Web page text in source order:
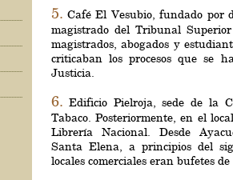
5. Café El Vesubio, fundado por
magistrado del Tribunal
magistrados, abogados y
criticaban los procesos que se
Justicia.
6. Edificio Pielroja, sede de la
Tabaco. Posteriormente, en el
Librería Nacional. Desde
Santa Elena, a principios del
locales comerciales eran bufetes